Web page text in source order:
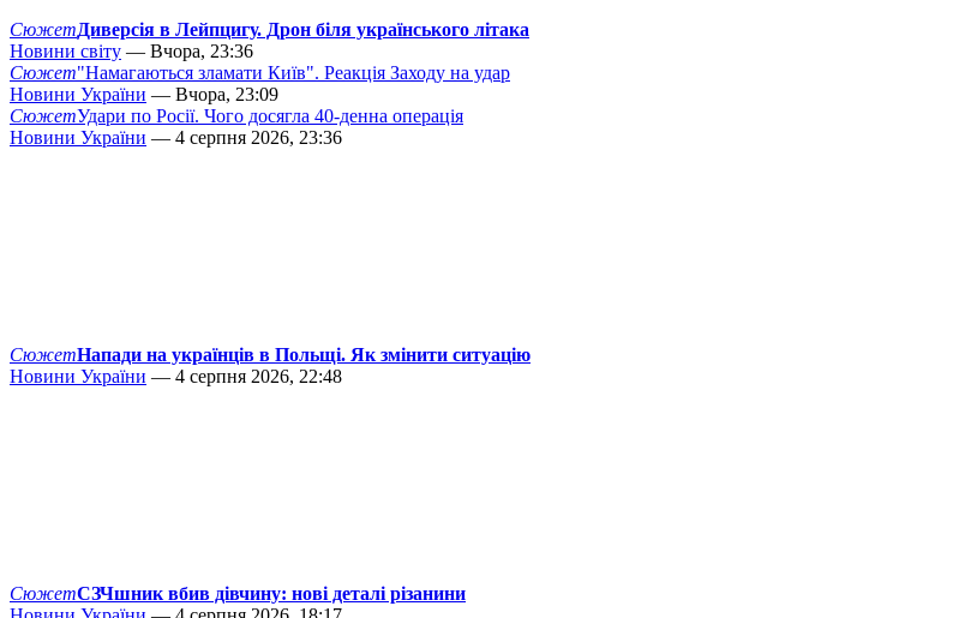
СюжетДиверсія в Лейпцигу. Дрон біля українського літака
Новини світу — Вчора, 23:36
Сюжет"Намагаються зламати Київ". Реакція Заходу на удар
Новини України — Вчора, 23:09
СюжетУдари по Росії. Чого досягла 40-денна операція
Новини України — 4 серпня 2026, 23:36
СюжетНапади на українців в Польщі. Як змінити ситуацію
Новини України — 4 серпня 2026, 22:48
СюжетСЗЧшник вбив дівчину: нові деталі різанини